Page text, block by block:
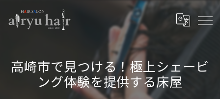
高崎市で見つける！極上シェービ
ング体験を提供する床屋